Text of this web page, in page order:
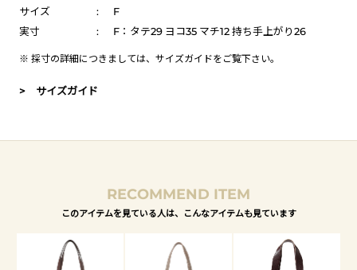
サイズ
:
F
実寸
: F：タテ29 ヨコ35 マチ12 持ち手上がり26
※ 採寸の詳細につきましては、 サイズガイドをご覧下さい。
> サイズガイド
RECOMMEND ITEM
このアイテムを見ている人は、こんなアイテムも見ています